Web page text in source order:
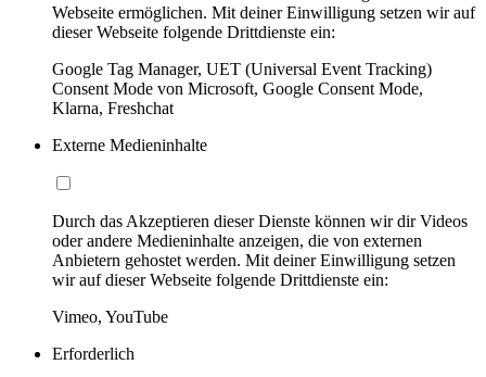
Webseite ermöglichen. Mit deiner Einwilligung setzen wir auf
dieser Webseite folgende Drittdienste ein:
Google Tag Manager, UET (Universal Event Tracking)
Consent Mode von Microsoft, Google Consent Mode,
Klarna, Freshchat
Externe Medieninhalte
Durch das Akzeptieren dieser Dienste können wir dir Videos
oder andere Medieninhalte anzeigen, die von externen
Anbietern gehostet werden. Mit deiner Einwilligung setzen
wir auf dieser Webseite folgende Drittdienste ein:
Vimeo, YouTube
Erforderlich